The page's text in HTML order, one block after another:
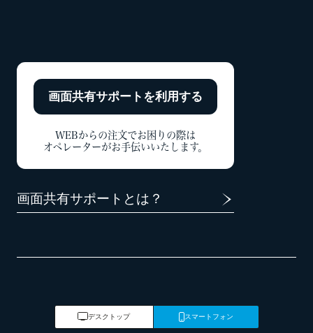
画面共有サポートを利用する
WEBからの注文でお困りの際は
オペレーターがお手伝いいたします。
画面共有サポートとは？
デスクトップ スマートフォン